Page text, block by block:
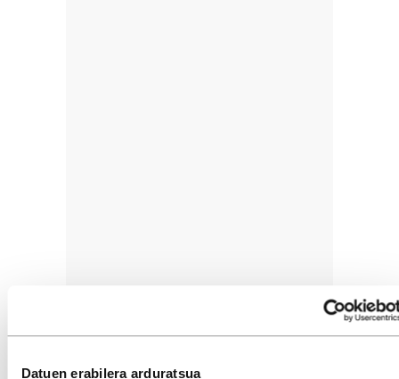
Datuen erabilera arduratsua